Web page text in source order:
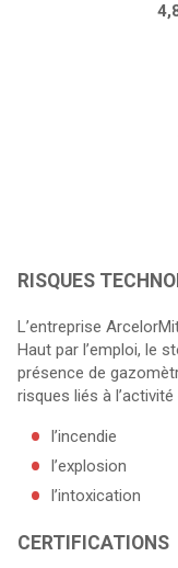
RISQUES
L’entreprise
Haut par l’emploi, le
présence de
risques liés à
l’incendie
l’explosion
l’intoxication
CERTIFICATIONS